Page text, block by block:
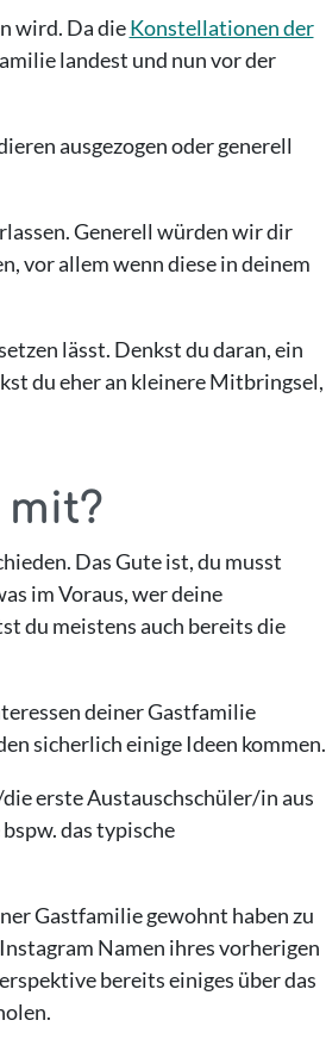
wird. Da dieKonstellationen der
landest und nun vor der
ausgezogen oder generell
Generell würden wir dir
vor allem wenn diese in deinem
lässt. Denkst du daran, ein
du eher an kleinere Mitbringsel,
Das Gute ist, du musst
im Voraus, wer deine
du meistens auch bereits die
deiner Gastfamilie
sicherlich einige Ideen kommen.
erste Austauschschüler/in aus
das typische
Gastfamilie gewohnt haben zu
Namen ihres vorherigen
bereits einiges über das